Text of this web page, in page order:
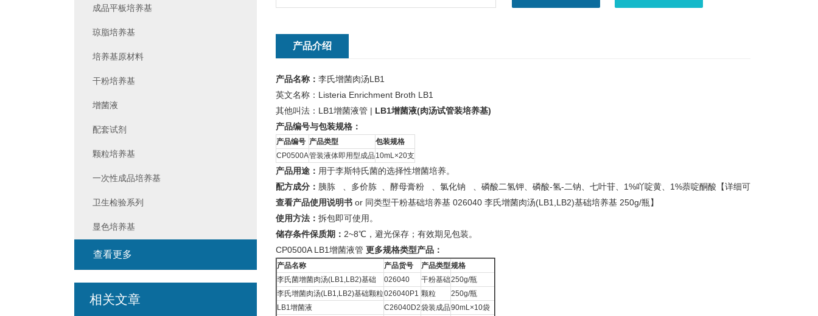
产品介绍
产品名称： 李氏增菌肉汤LB1
英文名称：Listeria Enrichment Broth LB1
其他叫法：LB1增菌液管 | LB1增菌液(肉汤试管装培养基)
产品编号与包装规格：
产品编号 产品类型
包装规格
CP0500A管装液体即用型成品 10mL×20支
产品用途： 用于李斯特氏菌的选择性增菌培养。
配方成分： 胰胨 、多价胨 、酵母膏粉 、氯化钠 、磷酸二氢钾、磷酸-氢-二钠、七叶苷、1%吖啶黄、1%萘啶酮酸【详细可
查看产品使用说明书 or 同类型干粉基础培养基 026040 李氏增菌肉汤(LB1,LB2)基础培养基 250g/瓶】
使用方法： 拆包即可使用。
储存条件保质期： 2~8℃，避光保存；有效期见包装。
CP0500A LB1增菌液管 更多规格类型产品：
产品名称 产品货号 产品类型规格
李氏菌增菌肉汤(LB1,LB2)基础
026040 干粉基础250g/瓶
李氏增菌肉汤(LB1,LB2)基础颗粒026040P1 颗粒
250g/瓶
LB1增菌液
C26040D2袋装成品90mL×10袋
成品平板培养基
琼脂培养基
培养基原材料
干粉培养基
增菌液
配套试剂
颗粒培养基
一次性成品培养基
卫生检验系列
显色培养基
查看更多
相关文章